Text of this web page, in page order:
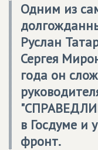
Одним из
Руслан
Сергея
года он
"
в Госдуме и
фронт.